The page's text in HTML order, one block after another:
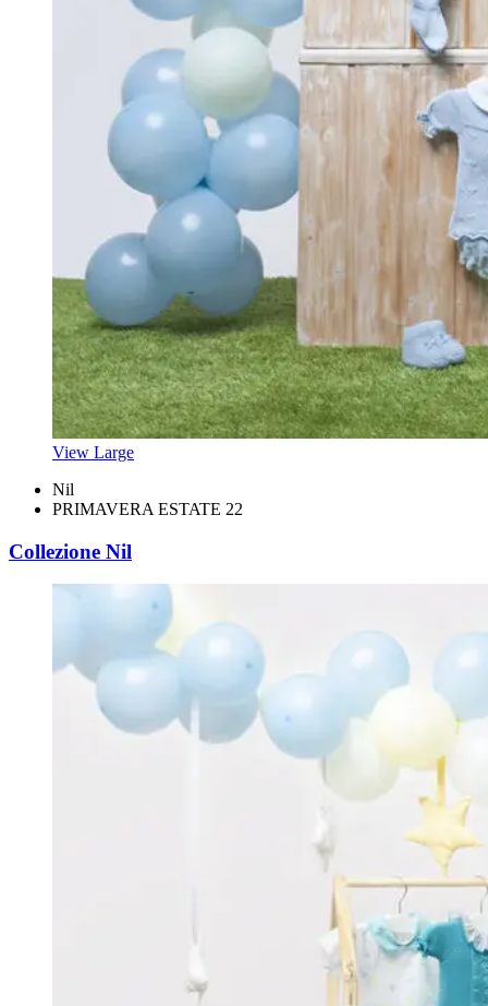
View Large
Nil
PRIMAVERA ESTATE 22
Collezione Nil